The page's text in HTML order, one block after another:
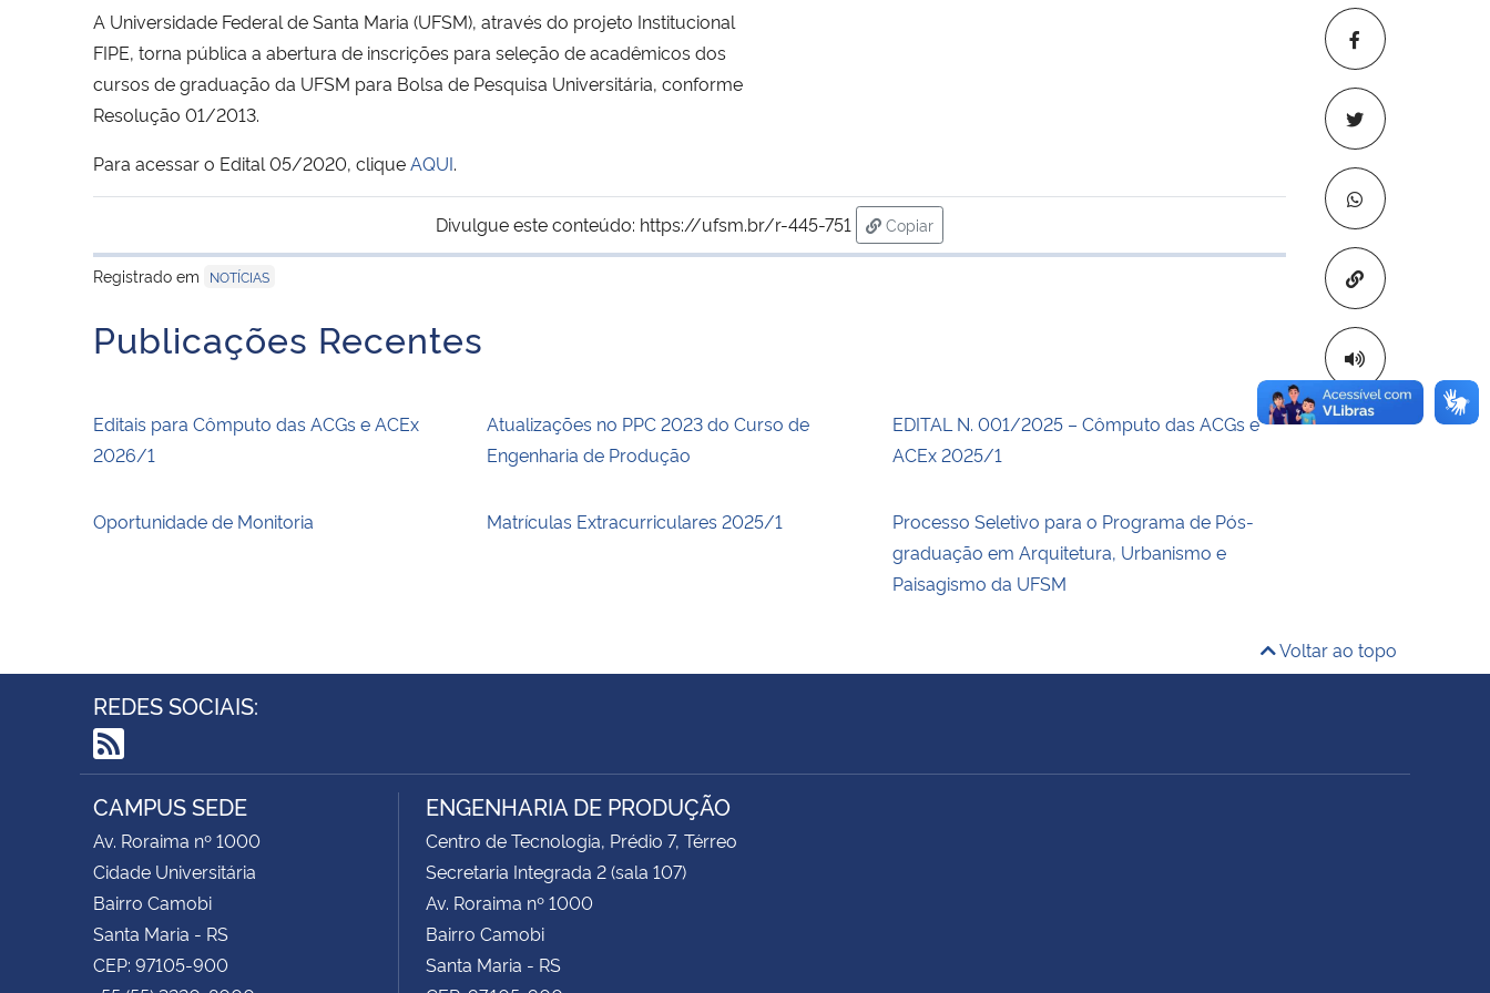
Copiar para
A Universidade Federal de Santa Maria (UFSM), através do projeto Institucional
FIPE, torna pública a abertura de inscrições para seleção de acadêmicos dos
cursos de graduação da UFSM para Bolsa de Pesquisa Universitária, conforme
Resolução 01/2013.
Para acessar o Edital 05/2020, cliqueAQUI.
Divulgue este conteúdo: https://ufsm.br/r-445-751
Copiar
para área de transferência
Registrado em
NOTÍCIAS
Publicações Recentes
Editais para Cômputo das ACGs e ACEx
2026/1
Atualizações no PPC 2023 do Curso de
Engenharia de Produção
EDITAL N. 001/2025 – Cômputo das ACGs e
ACEx 2025/1
Oportunidade de Monitoria Matrículas Extracurriculares 2025/1
Processo Seletivo para o Programa de Pós-
graduação em Arquitetura, Urbanismo e
Paisagismo da UFSM
Voltar ao topo
REDES SOCIAIS:
RSS
CAMPUS SEDE
Av. Roraima nº 1000
Cidade Universitária
Bairro Camobi
Santa Maria - RS
CEP: 97105-900
ENGENHARIA DE PRODUÇÃO
Centro de Tecnologia, Prédio 7, Térreo
Secretaria Integrada 2 (sala 107)
Av. Roraima nº 1000
Bairro Camobi
Santa Maria - RS